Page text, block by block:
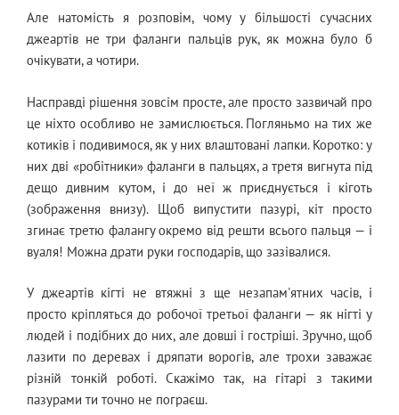
Але натомість я розповім, чому у більшості сучасних
джеартів не три фаланги пальців рук, як можна було б
очікувати, а чотири.
Насправді рішення зовсім просте, але просто зазвичай про
це ніхто особливо не замислюється. Погляньмо на тих же
котиків і подивимося, як у них влаштовані лапки. Коротко: у
них дві «робітники» фаланги в пальцях, а третя вигнута під
дещо дивним кутом, і до неї ж приєднується і кіготь
(зображення внизу). Щоб випустити пазурі, кіт просто
згинає третю фалангу окремо від решти всього пальця — і
вуаля! Можна драти руки господарів, що зазівалися.
У джеартів кігті не втяжні з ще незапам'ятних часів, і
просто кріпляться до робочої третьої фаланги — як нігті у
людей і подібних до них, але довші і гостріші. Зручно, щоб
лазити по деревах і дряпати ворогів, але трохи заважає
різній тонкій роботі. Скажімо так, на гітарі з такими
пазурами ти точно не пограєш.